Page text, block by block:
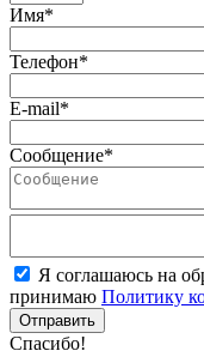
Имя*
Телефон*
E-mail*
Сообщение*
Я соглашаюсь на
принимаю Политику
Отправить
Спасибо!